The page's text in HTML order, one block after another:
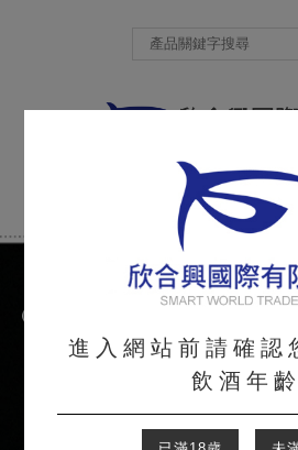
進入網站前請確認
飲酒年齡